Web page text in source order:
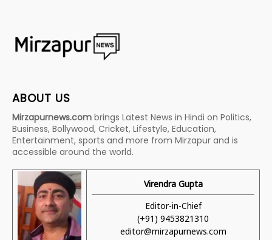
ABOUT US
Mirzapurnews.com brings Latest News in Hindi on Politics,
Business, Bollywood, Cricket, Lifestyle, Education,
Entertainment, sports and more from Mirzapur and is
accessible around the world.
Virendra Gupta
Editor-in-Chief
(+91) 9453821310
editor@mirzapurnews.com